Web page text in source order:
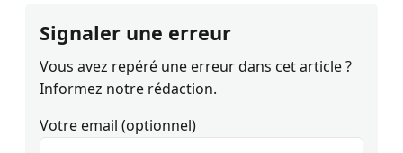
Signaler une erreur
Vous avez repéré une erreur dans cet article ?
Informez notre rédaction.
Votre email (optionnel)